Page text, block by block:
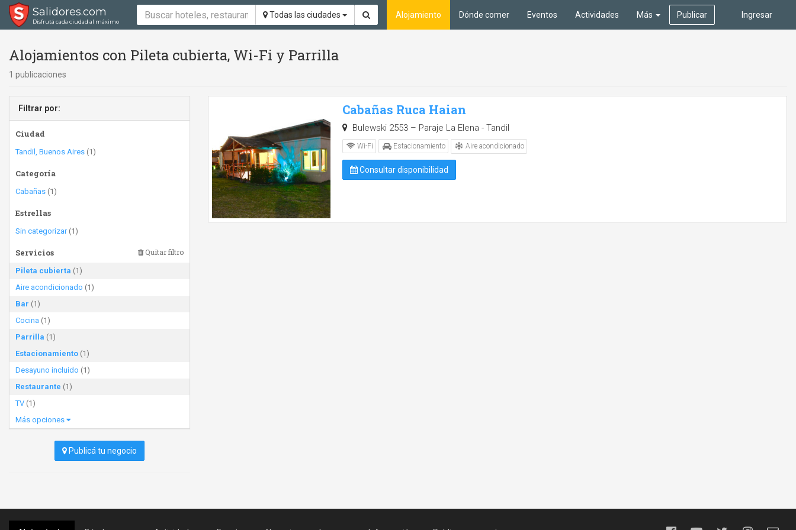
Salidores.com
Disfrutá cada ciudad al máximo
Todas las ciudades Ingresar
Alojamiento Dónde comer Eventos Actividades Más Publicar
Alojamientos con Pileta cubierta, Wi-Fi y Parrilla
1 publicaciones
Filtrar por:
Ciudad
Tandil, Buenos Aires (1)
Categoría
Cabañas (1)
Estrellas
Sin categorizar(1)
Servicios Quitar filtro
Pileta cubierta (1)
Aire acondicionado (1)
Bar (1)
Cocina (1)
Parrilla (1)
Estacionamiento (1)
Desayuno incluido (1)
Restaurante (1)
TV (1)
Más opciones
Publicá tu negocio
Cabañas Ruca Haian
Bulewski 2553 – Paraje La Elena - Tandil
Wi-Fi Estacionamiento Aire acondicionado
Consultar disponibilidad